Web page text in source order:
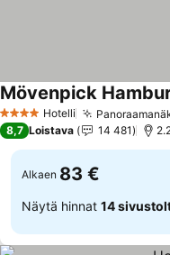
4 Tähtiluokitus
Hotelli
Mövenpick
8,7 Loistava 14 481
Alkaen 83 €
Näytä hinnat 14